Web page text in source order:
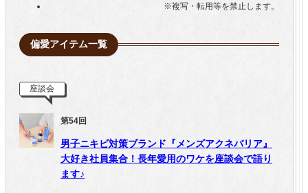
※複写・転用等を禁止します。
偏愛アイテム一覧
座談会
第54回
男子ニキビ対策ブランド『メンズアクネバリア』
大好き社員集合！長年愛用のワケを座談会で語り
ます♪